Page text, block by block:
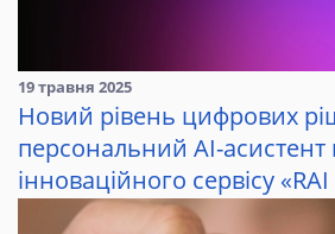
19 травня 2025
Новий рівень цифрових
персональний AI-асистент
інноваційного сервісу